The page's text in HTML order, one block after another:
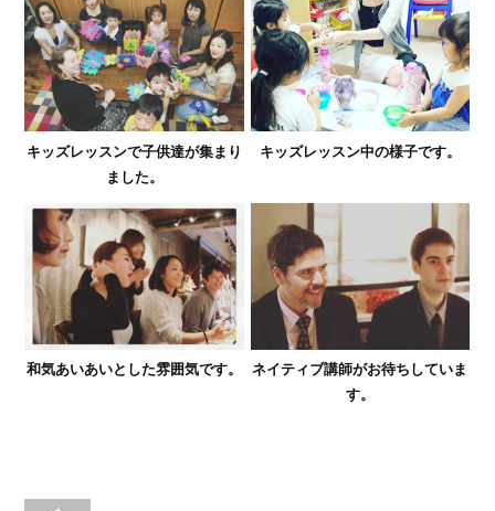
キッズレッスンで子供達が集まり
ました。
キッズレッスン中の様子です。
和気あいあいとした雰囲気です。
ネイティブ講師がお待ちしていま
す。